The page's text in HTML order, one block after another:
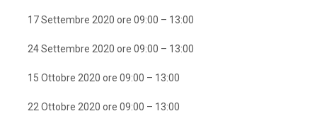
17 Settembre 2020 ore 09:00 – 13:00
24 Settembre 2020 ore 09:00 – 13:00
15 Ottobre 2020 ore 09:00 – 13:00
22 Ottobre 2020 ore 09:00 – 13:00